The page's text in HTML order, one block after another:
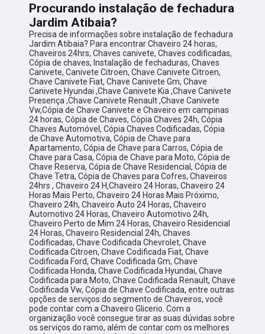
Procurando instalação de fechadura
Jardim Atibaia?
Precisa de informações sobre instalação de fechadura
Jardim Atibaia? Para encontrar Chaveiro 24 horas,
Chaveiros 24hrs, Chaves canivete, Chaves codificadas,
Cópia de chaves, Instalação de fechaduras, Chaves
Canivete, Canivete Citroen, Chave Canivete Citroen,
Chave Canivete Fiat, Chave Canivete Gm, Chave
Canivete Hyundai ,Chave Canivete Kia ,Chave Canivete
Presença ,Chave Canivete Renault ,Chave Canivete
Vw,Cópia de Chave Canivete e Chaveiro em campinas
24 horas, Cópia de Chaves, Cópia Chaves 24h, Cópia
Chaves Automóvel, Cópia Chaves Codificadas, Cópia
de Chave Automotiva, Cópia de Chave para
Apartamento, Cópia de Chave para Carros, Cópia de
Chave para Casa, Cópia de Chave para Moto, Cópia de
Chave Reserva, Cópia de Chave Residencial, Cópia de
Chave Tetra, Cópia de Chaves para Cofres, Chaveiros
24hrs , Chaveiro 24 H,Chaveiro 24 Horas, Chaveiro 24
Horas Mais Perto, Chaveiro 24 Horas Mais Próximo,
Chaveiro 24h, Chaveiro Auto 24 Horas, Chaveiro
Automotivo 24 Horas, Chaveiro Automotivo 24h,
Chaveiro Perto de Mim 24 Horas, Chaveiro Residencial
24 Horas, Chaveiro Residencial 24h, Chaves
Codificadas, Chave Codificada Chevrolet, Chave
Codificada Citroen, Chave Codificada Fiat, Chave
Codificada Ford, Chave Codificada Gm, Chave
Codificada Honda, Chave Codificada Hyundai, Chave
Codificada para Moto, Chave Codificada Renault, Chave
Codificada Vw, Cópia de Chave Codificada, entre outras
opções de serviços do segmento de Chaveiros, você
pode contar com a Chaveiro Glicerio. Com a
organização você consegue tirar as suas dúvidas sobre
os serviços do ramo, além de contar com os melhores